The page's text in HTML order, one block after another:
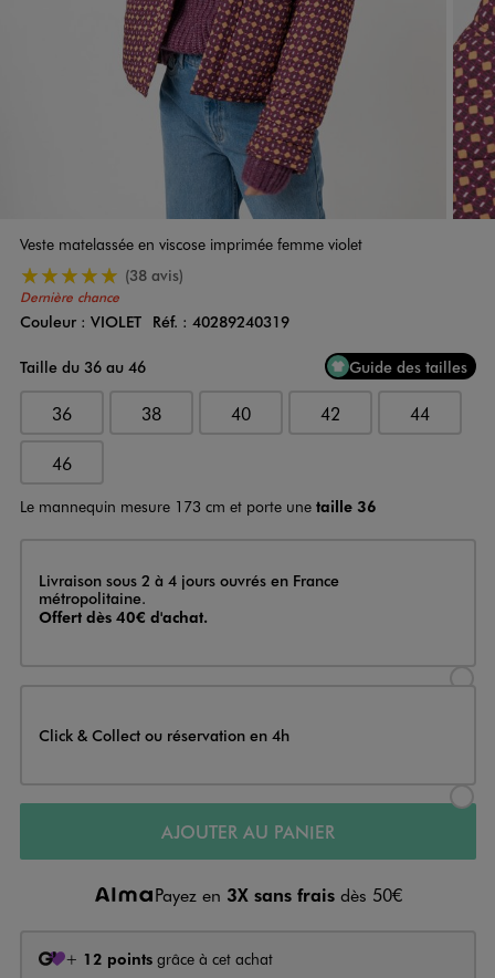
Veste matelassée en viscose imprimée femme violet
Dernière chance
5/5 de moyenne(38 avis)
Couleur
Couleur : VIOLET Réf. : 40289240319
Taille du 36 au 46
Guide des tailles
36 38 40 42 44
46
Le mannequin mesure 173 cm et porte une taille 36
Livraison
Livraison sous 2 à 4 jours ouvrés en France
métropolitaine.
Offert dès 40€ d'achat.
Click & Collect ou réservation en 4h
AJOUTER AU PANIER
Payez en 3X sans frais dès 50€
+ 12 points grâce à cet achat